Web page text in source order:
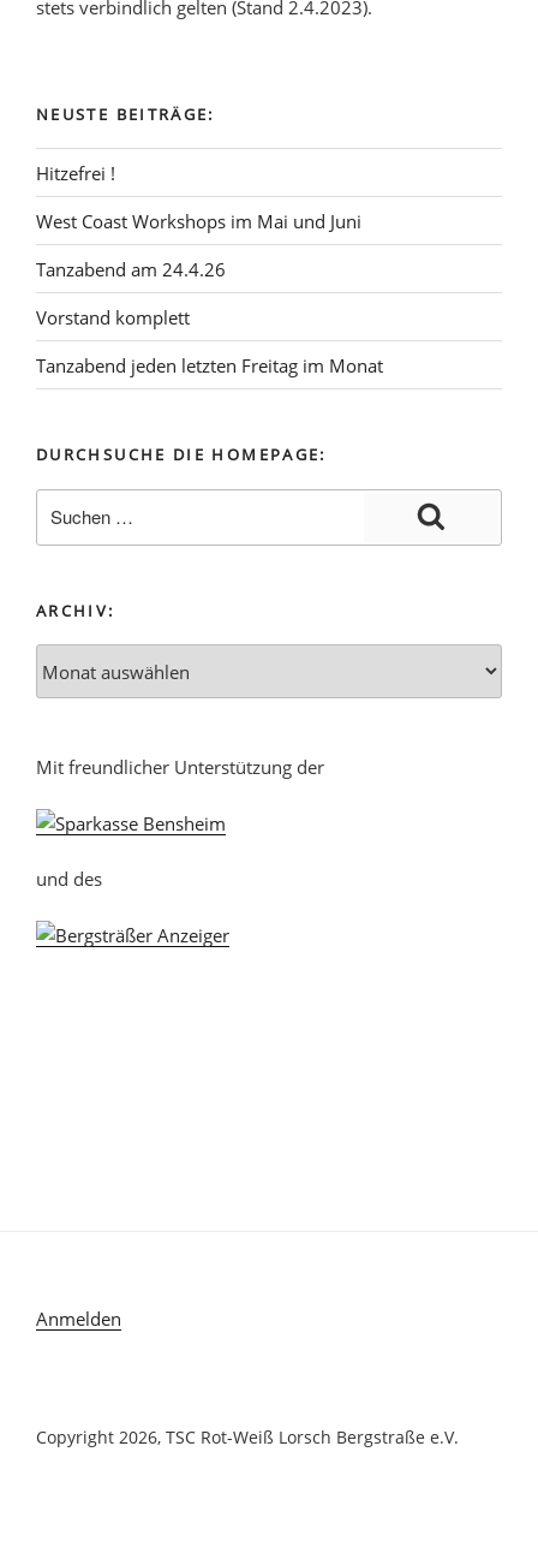
stets verbindlich gelten (Stand 2.4.2023).
NEUSTE BEITRÄGE:
Hitzefrei !
West Coast Workshops im Mai und Juni
Tanzabend am 24.4.26
Vorstand komplett
Tanzabend jeden letzten Freitag im Monat
DURCHSUCHE DIE HOMEPAGE:
ARCHIV:
Mit freundlicher Unterstützung der
und des
Anmelden
Copyright 2026, TSC Rot-Weiß Lorsch Bergstraße e.V.